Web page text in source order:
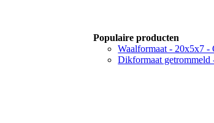
Populaire producten
Waalformaat - 20x5x7 -
Dikformaat getrommeld